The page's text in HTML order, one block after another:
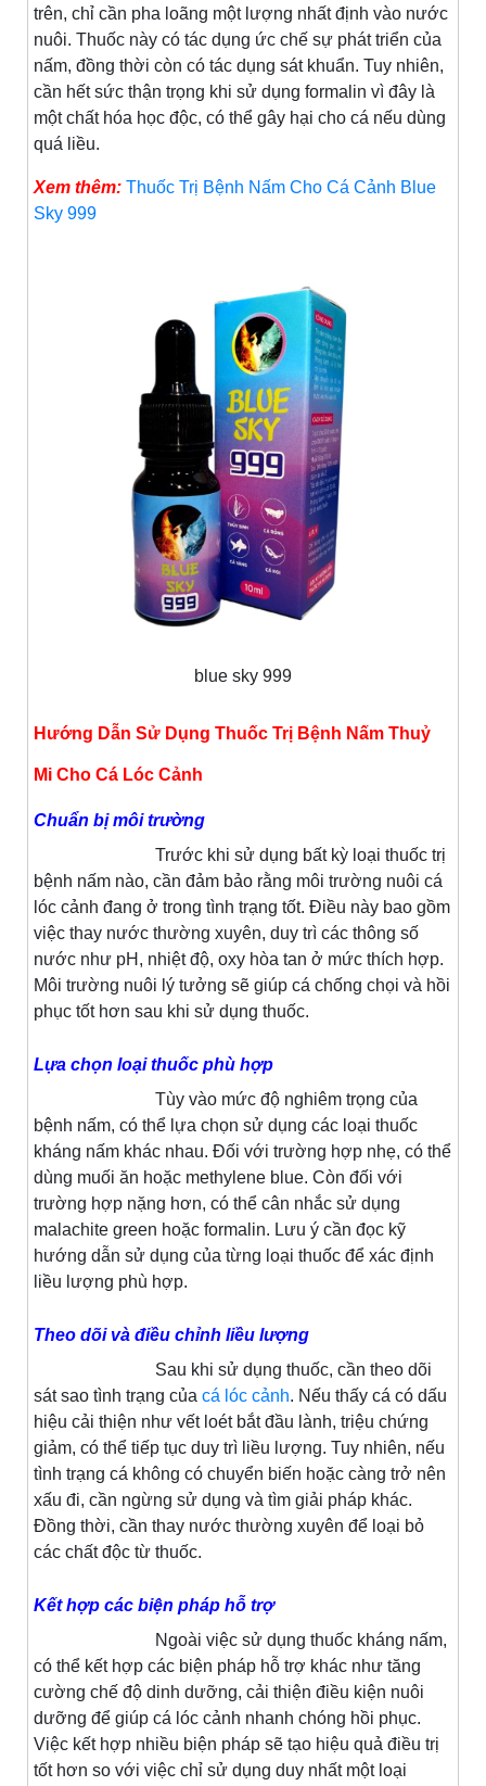
trên, chỉ cần pha loãng một lượng nhất định vào nước
nuôi. Thuốc này có tác dụng ức chế sự phát triển của
nấm, đồng thời còn có tác dụng sát khuẩn. Tuy nhiên,
cần hết sức thận trọng khi sử dụng formalin vì đây là
một chất hóa học độc, có thể gây hại cho cá nếu dùng
quá liều.
Xem thêm: Thuốc Trị Bệnh Nấm Cho Cá Cảnh Blue
Sky 999
blue sky 999
Hướng Dẫn Sử Dụng Thuốc Trị Bệnh Nấm Thuỷ
Mi Cho Cá Lóc Cảnh
Chuẩn bị môi trường
Trước khi sử dụng bất kỳ loại thuốc trị
bệnh nấm nào, cần đảm bảo rằng môi trường nuôi cá
lóc cảnh đang ở trong tình trạng tốt. Điều này bao gồm
việc thay nước thường xuyên, duy trì các thông số
nước như pH, nhiệt độ, oxy hòa tan ở mức thích hợp.
Môi trường nuôi lý tưởng sẽ giúp cá chống chọi và hồi
phục tốt hơn sau khi sử dụng thuốc.
Lựa chọn loại thuốc phù hợp
Tùy vào mức độ nghiêm trọng của
bệnh nấm, có thể lựa chọn sử dụng các loại thuốc
kháng nấm khác nhau. Đối với trường hợp nhẹ, có thể
dùng muối ăn hoặc methylene blue. Còn đối với
trường hợp nặng hơn, có thể cân nhắc sử dụng
malachite green hoặc formalin. Lưu ý cần đọc kỹ
hướng dẫn sử dụng của từng loại thuốc để xác định
liều lượng phù hợp.
Theo dõi và điều chỉnh liều lượng
Sau khi sử dụng thuốc, cần theo dõi
sát sao tình trạng của cá lóc cảnh. Nếu thấy cá có dấu
hiệu cải thiện như vết loét bắt đầu lành, triệu chứng
giảm, có thể tiếp tục duy trì liều lượng. Tuy nhiên, nếu
tình trạng cá không có chuyển biến hoặc càng trở nên
xấu đi, cần ngừng sử dụng và tìm giải pháp khác.
Đồng thời, cần thay nước thường xuyên để loại bỏ
các chất độc từ thuốc.
Kết hợp các biện pháp hỗ trợ
Ngoài việc sử dụng thuốc kháng nấm,
có thể kết hợp các biện pháp hỗ trợ khác như tăng
cường chế độ dinh dưỡng, cải thiện điều kiện nuôi
dưỡng để giúp cá lóc cảnh nhanh chóng hồi phục.
Việc kết hợp nhiều biện pháp sẽ tạo hiệu quả điều trị
tốt hơn so với việc chỉ sử dụng duy nhất một loại